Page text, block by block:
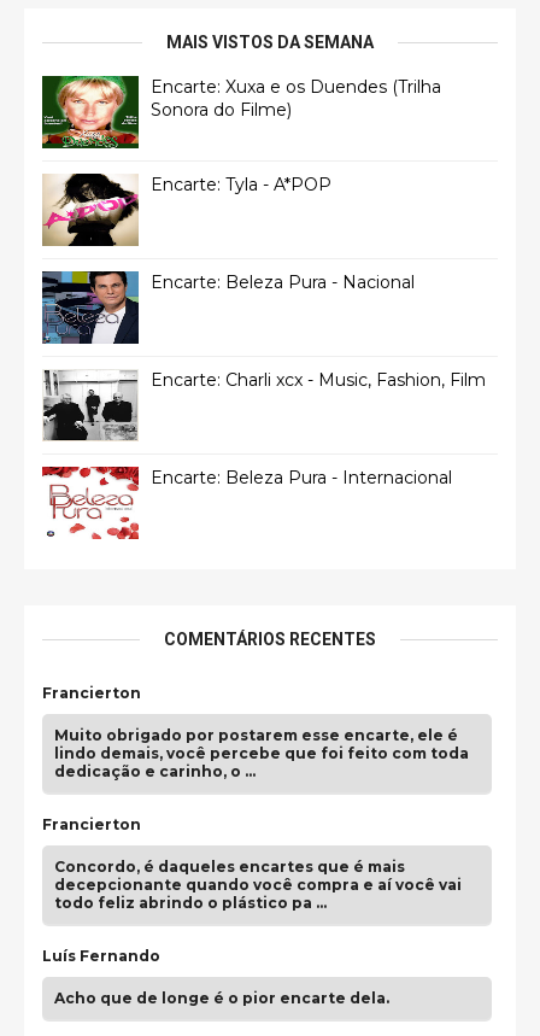
MAIS VISTOS DA SEMANA
Encarte: Xuxa e os Duendes (Trilha
Sonora do Filme)
Encarte: Tyla - A*POP
Encarte: Beleza Pura - Nacional
Encarte: Charli xcx - Music, Fashion, Film
Encarte: Beleza Pura - Internacional
COMENTÁRIOS RECENTES
Francierton
Muito obrigado por postarem esse encarte, ele é
lindo demais, você percebe que foi feito com toda
dedicação e carinho, o …
Francierton
Concordo, é daqueles encartes que é mais
decepcionante quando você compra e aí você vai
todo feliz abrindo o plástico pa …
Luís Fernando
Acho que de longe é o pior encarte dela.